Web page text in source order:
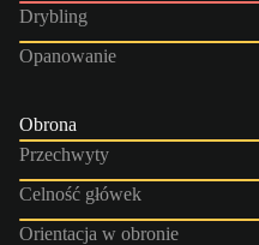
Drybling
Opanowanie
Obrona
Przechwyty
Celność główek
Orientacja w obronie